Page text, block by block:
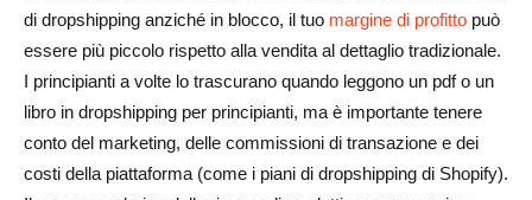
di dropshipping anziché in blocco, il tuo margine di profitto può
essere più piccolo rispetto alla vendita al dettaglio tradizionale.
I principianti a volte lo trascurano quando leggono un pdf o un
libro in dropshipping per principianti, ma è importante tenere
conto del marketing, delle commissioni di transazione e dei
costi della piattaforma (come i piani di dropshipping di Shopify).